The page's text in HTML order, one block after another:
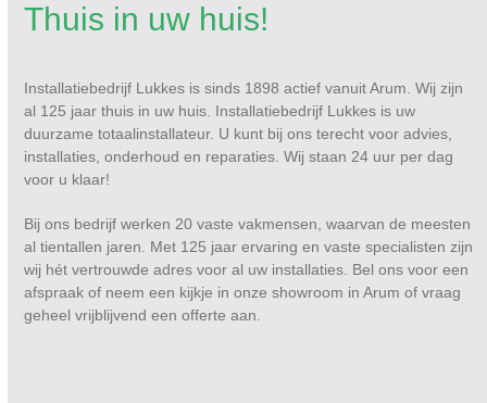
Thuis in uw huis!
Installatiebedrijf Lukkes is sinds 1898 actief vanuit Arum. Wij zijn
al 125 jaar thuis in uw huis. Installatiebedrijf Lukkes is uw
duurzame totaalinstallateur. U kunt bij ons terecht voor advies,
installaties, onderhoud en reparaties. Wij staan 24 uur per dag
voor u klaar!
Bij ons bedrijf werken 20 vaste vakmensen, waarvan de meesten
al tientallen jaren. Met 125 jaar ervaring en vaste specialisten zijn
wij hét vertrouwde adres voor al uw installaties. Bel ons voor een
afspraak of neem een kijkje in onze showroom in Arum of vraag
geheel vrijblijvend een offerte aan.